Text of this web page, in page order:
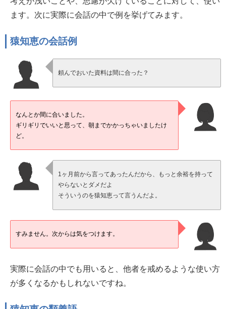
ます。次に実際に会話の中で例を挙げてみます。
猿知恵の会話例
頼んでおいた資料は間に合った？
なんとか間に合いました。
ギリギリでいいと思って、朝までかかっちゃいましたけ
ど。
1ヶ月前から言ってあったんだから、もっと余裕を持って
やらないとダメだよ
そういうのを猿知恵って言うんだよ。
すみません。次からは気をつけます。
実際に会話の中でも用いると、他者を戒めるような使い方
が多くなるかもしれないですね。